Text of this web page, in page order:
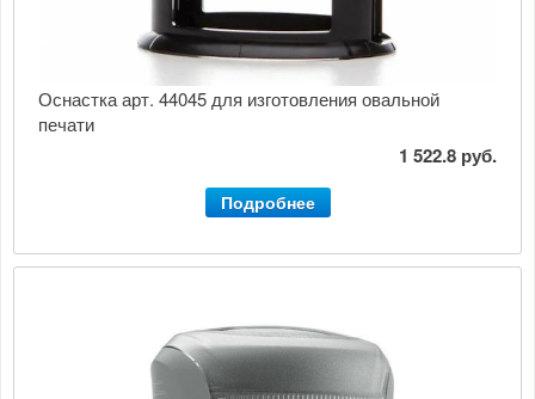
Оснастка арт. 44045 для изготовления овальной
печати
1 522.8 руб.
Подробнее